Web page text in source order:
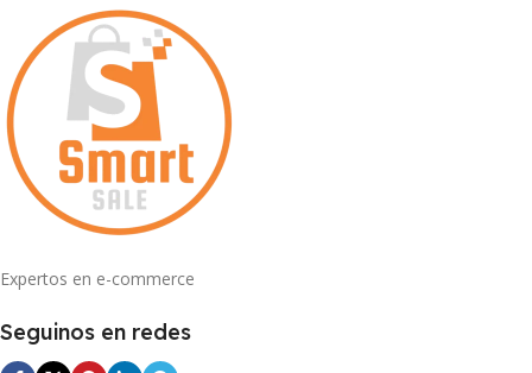
Expertos en e-commerce
Seguinos en redes